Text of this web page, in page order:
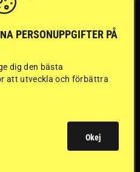
blev
som är den säkraste.
på säkerheten
PERSONUPPGIFTER PÅ
dig den bästa
att utveckla och förbättra
Okej